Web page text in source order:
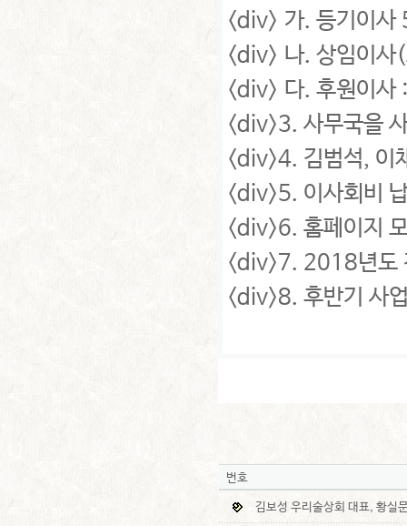
<div> 가. 등기이
<div> 나. 상임이
<div> 다. 후원이사
<div>3. 사무국을
<div>4. 김범석, 이
<div>5. 이사회비
<div>6. 홈페이지
<div>7. 2018년도
<div>8. 후반기 사
번호
김보성 우리술상회 대표, 황실